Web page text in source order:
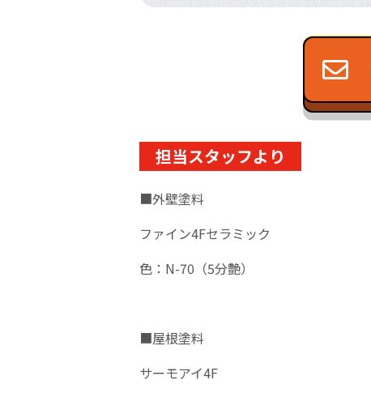
担当スタッフより
■外壁塗料
ファイン4Fセラミック
色：N-70（5分艶）
■屋根塗料
サーモアイ4F